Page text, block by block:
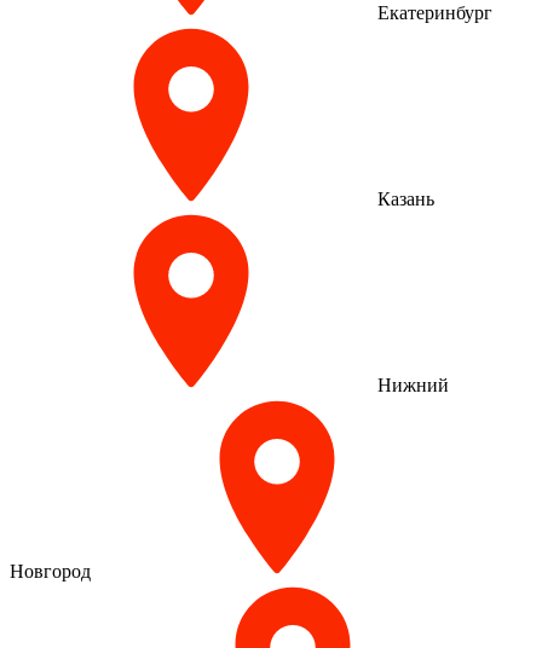
Екатеринбург
Казань
Нижний
Новгород